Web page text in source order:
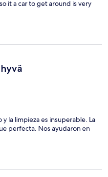
it a car to get around is very
la limpieza es insuperable. La
perfecta. Nos ayudaron en